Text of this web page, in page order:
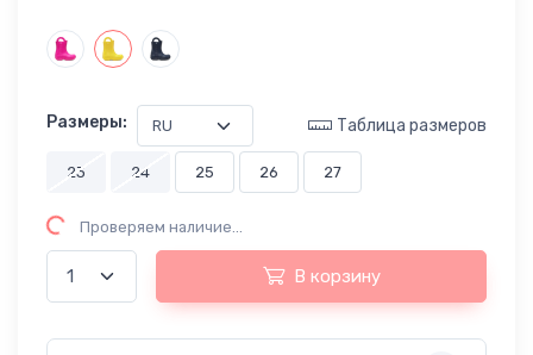
Размеры: Таблица размеров
23 24 25 26 27
Проверяем наличие...
В корзину